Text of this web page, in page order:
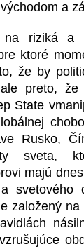
a
riziká a
ktoré
že by
preto, že
State
Rusko,
sveta,
majú
svetového
založený na